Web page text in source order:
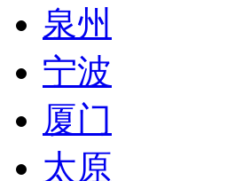
泉州
宁波
厦门
太原